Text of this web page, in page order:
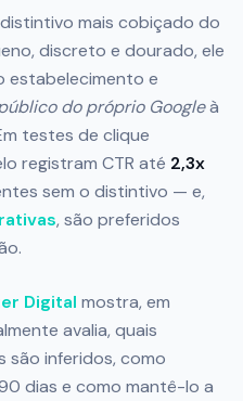
mais cobiçado do
discreto e dourado, ele
estabelecimento e
do próprio Googleà
testes de clique
registram CTR até 2,3x
sem o distintivo — e,
, são preferidos
Digital mostra, em
avalia, quais
são inferidos, como
dias e como mantê-lo a